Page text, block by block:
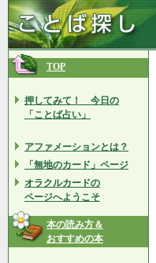
TOP
押してみて！ 今日の
「ことば占い」
アファメーションとは？
「無地のカード」ページ
オラクルカードの
ページへようこそ
本の読み方＆
おすすめの本